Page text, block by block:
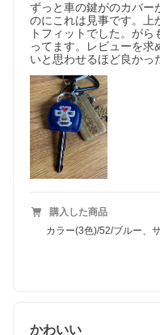
ずっと車の鍵がのカバー
のにこれは見事です。上
トフィットでした。が
ってます。レビューを求
いと思わせるほど良かっ
購入した商品
カラー(3色)/52/ブルー、
かわいい